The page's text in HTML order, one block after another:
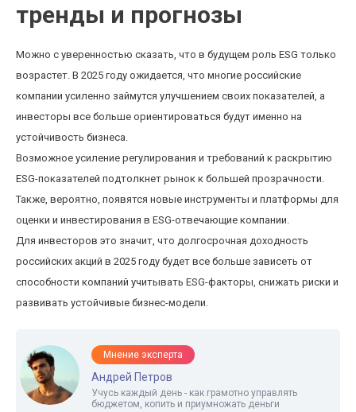
тренды и прогнозы
Можно с уверенностью сказать, что в будущем роль ESG только
возрастет. В 2025 году ожидается, что многие российские
компании усиленно займутся улучшением своих показателей, а
инвесторы все больше ориентироваться будут именно на
устойчивость бизнеса.
Возможное усиление регулирования и требований к раскрытию
ESG-показателей подтолкнет рынок к большей прозрачности.
Также, вероятно, появятся новые инструменты и платформы для
оценки и инвестирования в ESG-отвечающие компании.
Для инвесторов это значит, что долгосрочная доходность
российских акций в 2025 году будет все больше зависеть от
способности компаний учитывать ESG-факторы, снижать риски и
развивать устойчивые бизнес-модели.
Мнение эксперта
Андрей Петров
Учусь каждый день - как грамотно управлять
бюджетом, копить и приумножать деньги